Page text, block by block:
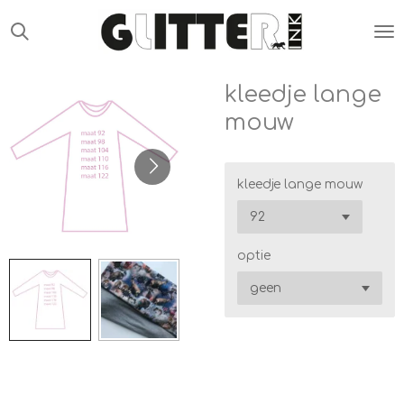
direct
kleedje lange
mouw
kleedje lange mouw
optie